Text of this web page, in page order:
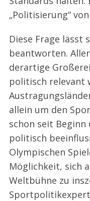
„Politisierung“
Diese Frage lässt
beantworten.
derartige
politisch relevant
allein um den
schon seit Beginn
politisch
Olympischen
Möglichkeit, sich
Weltbühne zu